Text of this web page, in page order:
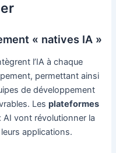
« natives IA »
l’IA à chaque
permettant ainsi
de développement
Lesplateformes
AI vont révolutionner la
applications.